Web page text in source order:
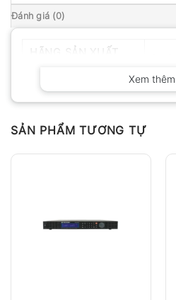
Đánh giá (0)
Xem thêm
SẢN PHẨM TƯƠNG TỰ